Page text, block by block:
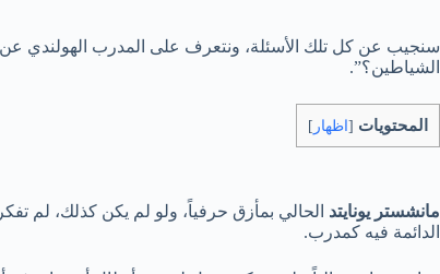
سنجيب عن كل تلك الأسئلة، ونتعرف على المدرب الهولندي عن
الشياطين؟”.
المحتويات [ اظهار ]
مانشستر يونايتد الحالي بمأزق حرفياً، ولو لم يكن كذلك، لم
الدائمة فيه كمدرب.